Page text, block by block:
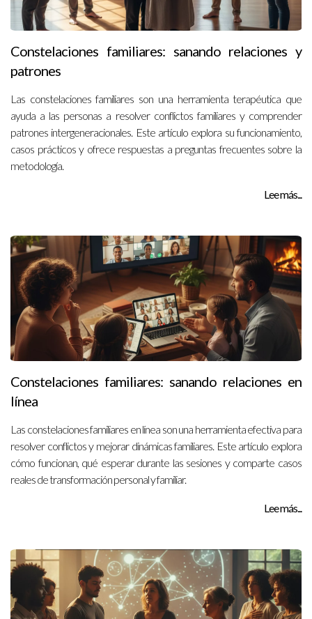
Constelaciones familiares: sanando relaciones y
patrones
Las constelaciones familiares son una herramienta terapéutica que
ayuda a las personas a resolver conflictos familiares y comprender
patrones intergeneracionales. Este artículo explora su funcionamiento,
casos prácticos y ofrece respuestas a preguntas frecuentes sobre la
metodología.
Lee más...
Constelaciones familiares: sanando relaciones en
línea
Las constelaciones familiares en línea son una herramienta efectiva para
resolver conflictos y mejorar dinámicas familiares. Este artículo explora
cómo funcionan, qué esperar durante las sesiones y comparte casos
reales de transformación personal y familiar.
Lee más...